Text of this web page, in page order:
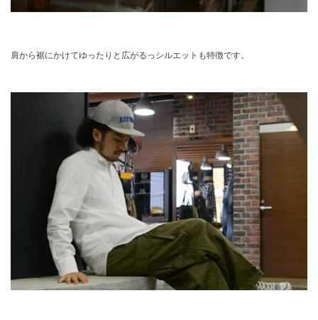
肩から裾にかけてゆったりと広がるっシルエットも特徴です。